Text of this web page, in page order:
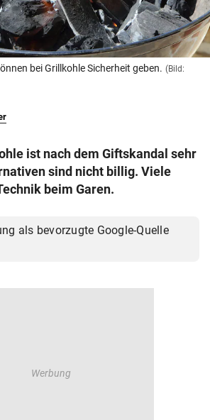
& Co KG 2026
bei Grillkohle Sicherheit geben. (Bild:
ist nach dem Giftskandal sehr
sind nicht billig. Viele
beim Garen.
als bevorzugte Google-Quelle